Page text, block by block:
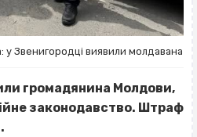
у Звенигородці виявили молдавана
громадянина Молдови,
законодавство. Штраф